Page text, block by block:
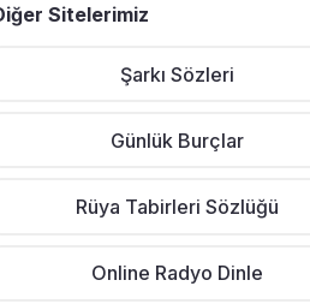
Sitelerimiz
Şarkı Sözleri
Günlük Burçlar
Rüya Tabirleri Sözlüğü
Online Radyo Dinle